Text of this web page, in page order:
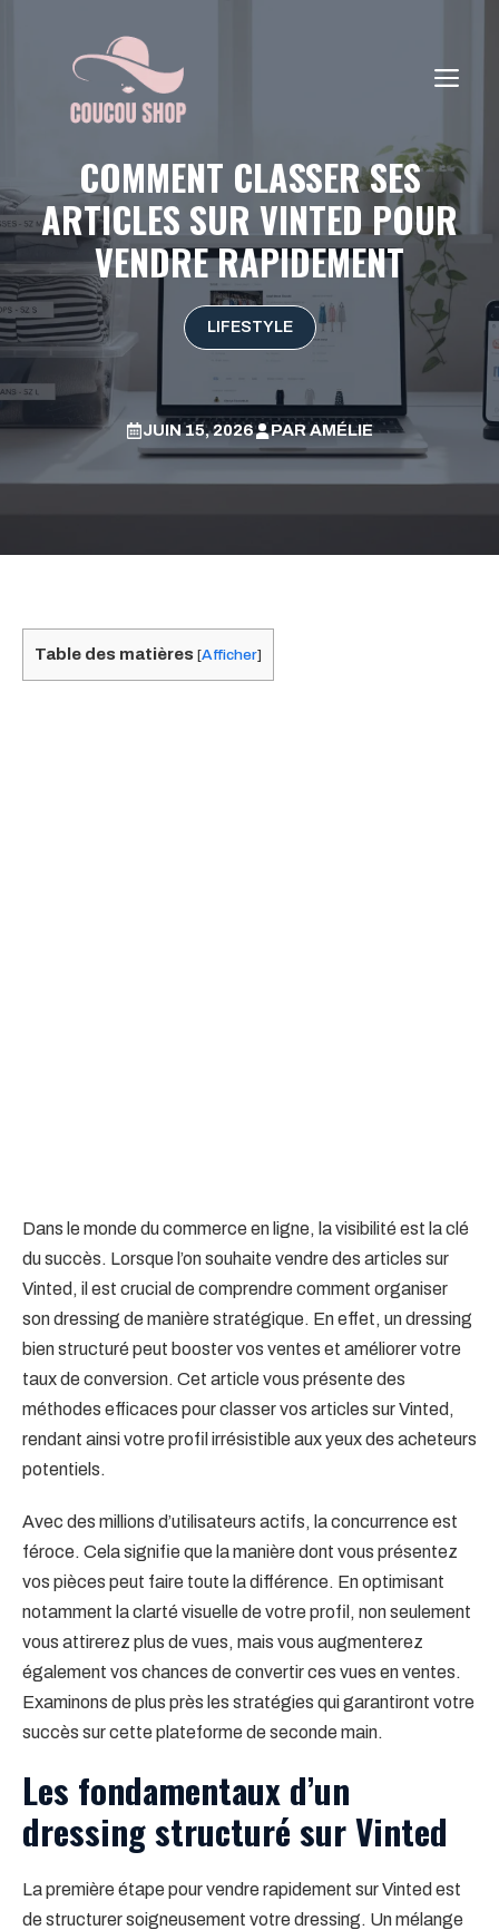
COMMENT CLASSER SES
ARTICLES SUR VINTED POUR
VENDRE RAPIDEMENT
LIFESTYLE
JUIN 15, 2026 PARAMÉLIE
Table des matières [Afficher]
Dans le monde du commerce en ligne, la visibilité est la clé
du succès. Lorsque l’on souhaite vendre des articles sur
Vinted, il est crucial de comprendre comment organiser
son dressing de manière stratégique. En effet, un dressing
bien structuré peut booster vos ventes et améliorer votre
taux de conversion. Cet article vous présente des
méthodes efficaces pour classer vos articles sur Vinted,
rendant ainsi votre profil irrésistible aux yeux des acheteurs
potentiels.
Avec des millions d’utilisateurs actifs, la concurrence est
féroce. Cela signifie que la manière dont vous présentez
vos pièces peut faire toute la différence. En optimisant
notamment la clarté visuelle de votre profil, non seulement
vous attirerez plus de vues, mais vous augmenterez
également vos chances de convertir ces vues en ventes.
Examinons de plus près les stratégies qui garantiront votre
succès sur cette plateforme de seconde main.
Les fondamentaux d’un
dressing structuré sur Vinted
La première étape pour vendre rapidement sur Vinted est
de structurer soigneusement votre dressing. Un mélange